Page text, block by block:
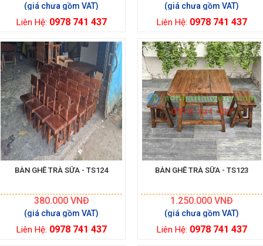
Liên Hệ: 0978 741 437 Liên Hệ: 0978 741 437
BÀN GHẾ TRÀ SỮA - TS124
380.000VNĐ
Liên Hệ: 0978 741 437
BÀN GHẾ TRÀ SỮA - TS123
1.250.000 VNĐ
Liên Hệ: 0978 741 437